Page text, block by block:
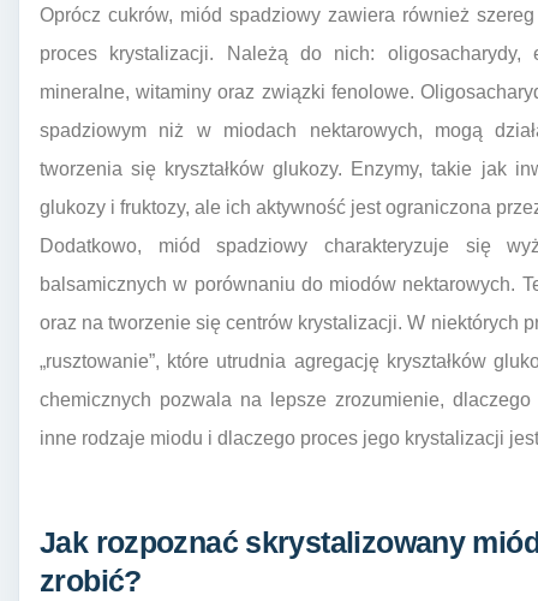
Oprócz cukrów, miód spadziowy zawiera również
proces krystalizacji. Należą do nich: oligosacharydy,
mineralne, witaminy oraz związki fenolowe.
spadziowym niż w miodach nektarowych, mogą
tworzenia się kryształków glukozy. Enzymy, takie jak
glukozy i fruktozy, ale ich aktywność jest ograniczona
Dodatkowo, miód spadziowy charakteryzuje się
balsamicznych w porównaniu do miodów nektarowych.
oraz na tworzenie się centrów krystalizacji. W niektórych
„rusztowanie”, które utrudnia agregację kryształków
chemicznych pozwala na lepsze zrozumienie,
inne rodzaje miodu i dlaczego proces jego krystalizacji
Jak rozpoznać skrystalizowany
zrobić?